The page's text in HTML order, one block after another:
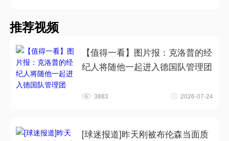
推荐视频
【值得一看】图片报：克洛普的经
纪人将随他一起进入德国队管理团
3883 2026-07-24
[球迷报道]昨天刚被布伦森当面质